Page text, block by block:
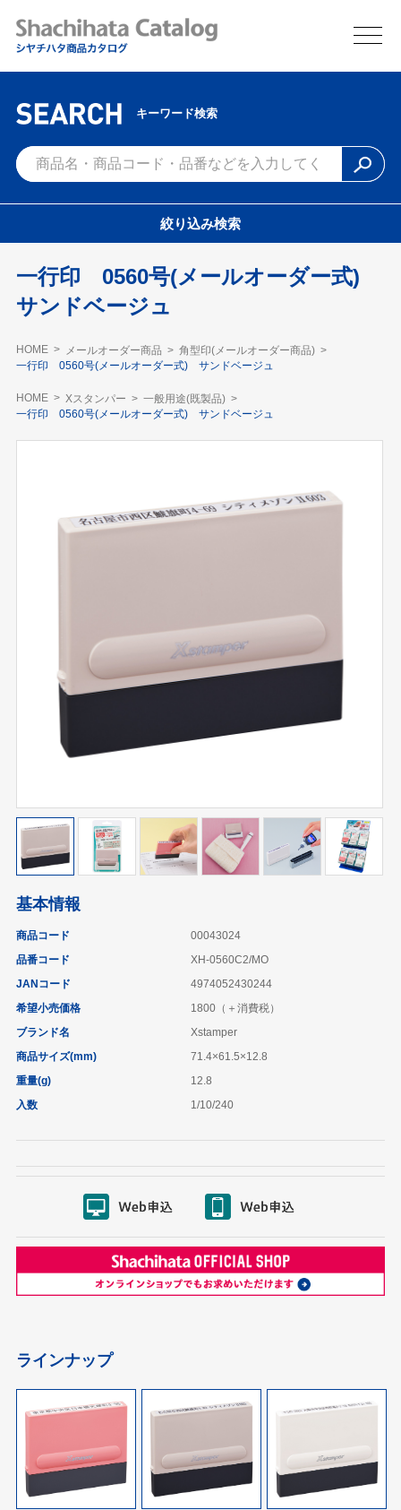
キーワード検索
絞り込み検索
一行印 0560号(メールオーダー式)
サンドベージュ
HOME メールオーダー商品
角型印(メールオーダー商品)
一行印 0560号(メールオーダー式) サンドベージュ
HOME Xスタンパー
一般用途(既製品)
一行印 0560号(メールオーダー式) サンドベージュ
基本情報
商品コード
00043024
品番コード
XH-0560C2/MO
JANコード
4974052430244
希望小売価格
1800（＋消費税）
ブランド名
Xstamper
商品サイズ(mm)
71.4×61.5×12.8
重量(g)
12.8
入数
1/10/240
ラインナップ